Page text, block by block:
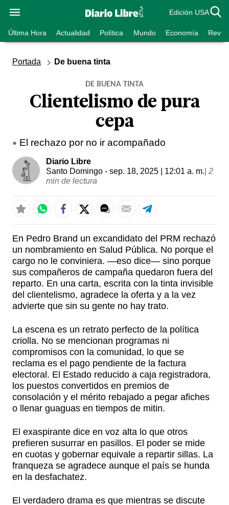
Edición USA
Última Hora Actualidad Política Mundo Economía
Portada De buena tinta
DE BUENA TINTA
Clientelismo de pura
cepa
El rechazo por no ir acompañado
Diario Libre
Santo Domingo - sep. 18, 2025 | 12:01 a. m. 2
min de lectura
En Pedro Brand un excandidato del PRM rechazó
un nombramiento en Salud Pública. No porque el
cargo no le conviniera. —eso dice— sino porque
sus compañeros de campaña quedaron fuera del
reparto. En una carta, escrita con la tinta invisible
del clientelismo, agradece la oferta y a la vez
advierte que sin su gente no hay trato.
La escena es un retrato perfecto de la política
criolla. No se mencionan programas ni
compromisos con la comunidad, lo que se
reclama es el pago pendiente de la factura
electoral. El Estado reducido a caja registradora,
los puestos convertidos en premios de
consolación y el mérito rebajado a pegar afiches
o llenar guaguas en tiempos de mitin.
El exaspirante dice en voz alta lo que otros
prefieren susurrar en pasillos. El poder se mide
en cuotas y gobernar equivale a repartir sillas. La
franqueza se agradece aunque el país se hunda
en la desfachatez.
El verdadero drama es que mientras se discute